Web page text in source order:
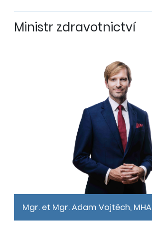
Ministr zdravotnictví
Mgr. et Mgr. Adam Vojtěch, MHA